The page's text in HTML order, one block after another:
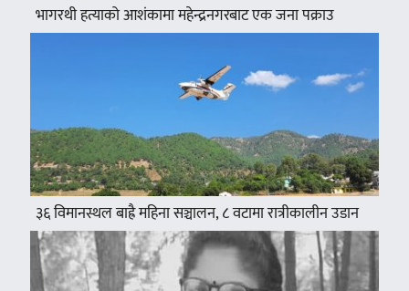
भागरथी हत्याको आशंकामा महेन्द्रनगरबाट एक जना पक्राउ
३६ विमानस्थल बाह्रै महिना सञ्चालन, ८ वटामा रात्रीकालीन उडान